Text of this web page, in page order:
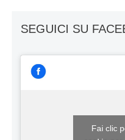
SEGUICI SU
Fai clic